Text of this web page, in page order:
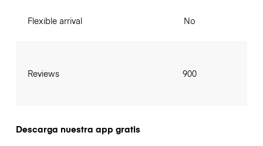
Flexible arrival
Reviews
No
900
Descarga nuestra app gratis